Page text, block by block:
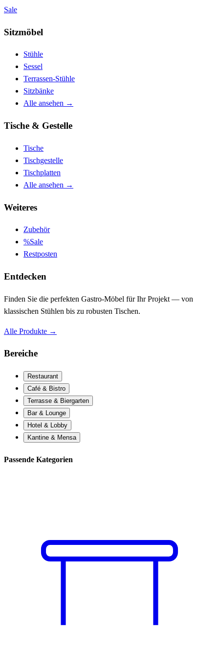
Sale
Sitzmöbel
Stühle
Sessel
Terrassen-Stühle
Sitzbänke
Alle ansehen →
Tische & Gestelle
Tische
Tischgestelle
Tischplatten
Alle ansehen →
Weiteres
Zubehör
%Sale
Restposten
Entdecken
Finden Sie die perfekten Gastro-Möbel für Ihr Projekt — von
klassischen Stühlen bis zu robusten Tischen.
Alle Produkte →
Bereiche
Restaurant
Café & Bistro
Terrasse & Biergarten
Bar & Lounge
Hotel & Lobby
Kantine & Mensa
Passende Kategorien